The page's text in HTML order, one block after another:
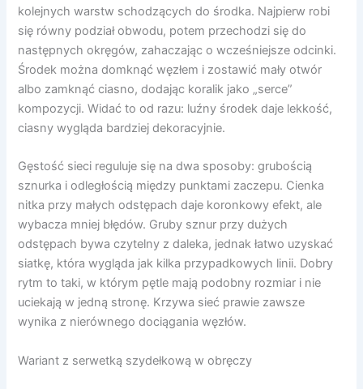
kolejnych warstw schodzących do środka. Najpierw robi
się równy podział obwodu, potem przechodzi się do
następnych okręgów, zahaczając o wcześniejsze odcinki.
Środek można domknąć węzłem i zostawić mały otwór
albo zamknąć ciasno, dodając koralik jako „serce”
kompozycji. Widać to od razu: luźny środek daje lekkość,
ciasny wygląda bardziej dekoracyjnie.
Gęstość sieci reguluje się na dwa sposoby: grubością
sznurka i odległością między punktami zaczepu. Cienka
nitka przy małych odstępach daje koronkowy efekt, ale
wybacza mniej błędów. Gruby sznur przy dużych
odstępach bywa czytelny z daleka, jednak łatwo uzyskać
siatkę, która wygląda jak kilka przypadkowych linii. Dobry
rytm to taki, w którym pętle mają podobny rozmiar i nie
uciekają w jedną stronę. Krzywa sieć prawie zawsze
wynika z nierównego dociągania węzłów.
Wariant z serwetką szydełkową w obręczy